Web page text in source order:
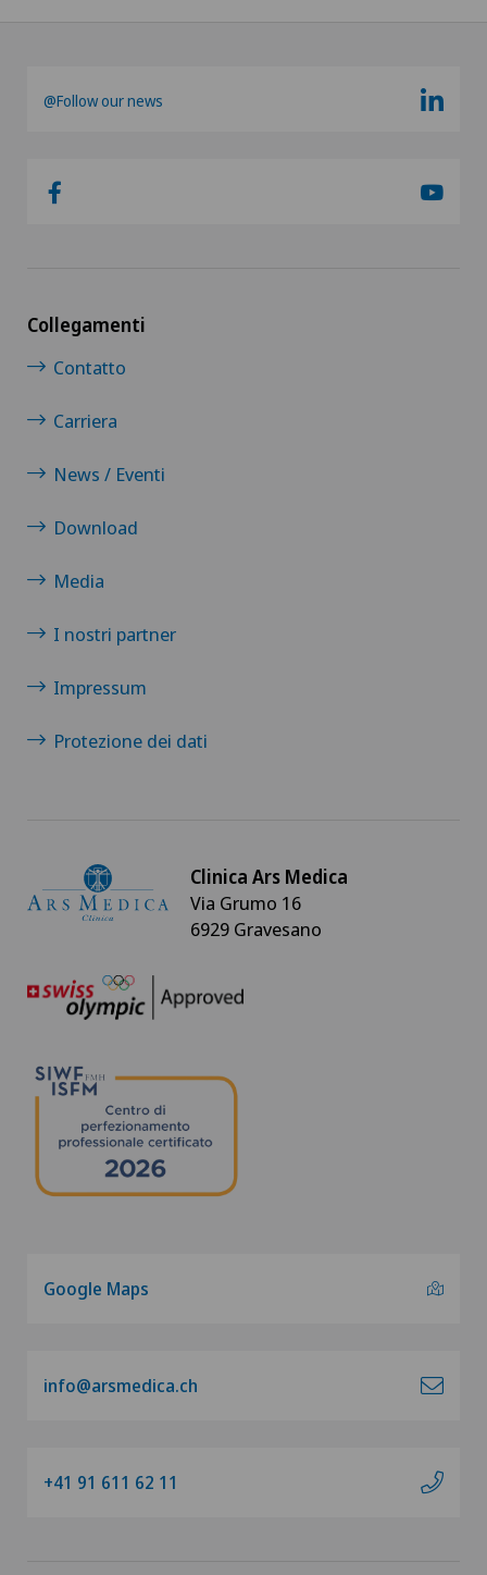
@Follow our news
Collegamenti
Contatto
Carriera
News / Eventi
Download
Media
I nostri partner
Impressum
Protezione dei dati
Clinica Ars Medica
Via Grumo 16
6929 Gravesano
Google Maps
info@arsmedica.ch
+41 91 611 62 11